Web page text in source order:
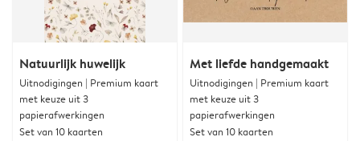
Natuurlijk huwelijk
Uitnodigingen | Premium kaart
met keuze uit 3
papierafwerkingen
Set van 10 kaarten
Met liefde handgemaakt
Uitnodigingen | Premium kaart
met keuze uit 3
papierafwerkingen
Set van 10 kaarten